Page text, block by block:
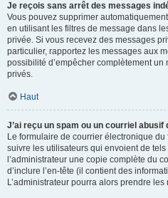
Je reçois sans arrêt des messages
Vous pouvez supprimer
en utilisant les filtres de message dans
privée. Si vous recevez des messages
particulier, rapportez les messages aux
possibilité d’empêcher complètement un
privés.
Haut
J’ai reçu un spam ou un courriel abusif
Le formulaire de courrier électronique
suivre les utilisateurs qui envoient de
l’administrateur une copie complète du
d’inclure l’en-tête (il contient des
L’administrateur pourra alors prendre